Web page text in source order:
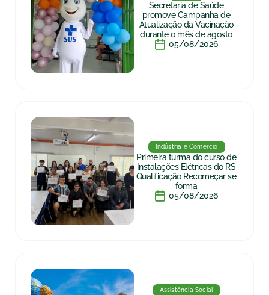
Secretaria de Saúde
promove Campanha de
Atualização da Vacinação
durante o mês de agosto
05/08/2026
Indústria e Comércio
Primeira turma do curso de
Instalações Elétricas do RS
Qualificação Recomeçar se
forma
05/08/2026
Assistência Social